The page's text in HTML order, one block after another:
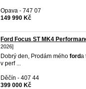
Opava - 747 07
149 990 Kč
Ford Focus ST MK4
2026]
Dobrý den, Prodám mého forda
v perf ...
Děčín - 407 44
399 000 Kč